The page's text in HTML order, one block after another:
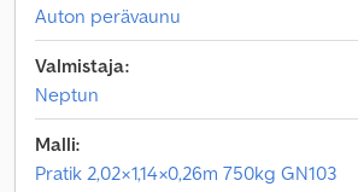
Auton perävaunu
Valmistaja:
Neptun
Malli:
Pratik 2,02×1,14×0,26m 750kg GN103